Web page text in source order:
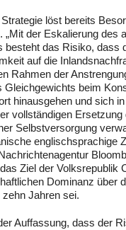
löst bereits
„Mit der Eskalierung des
besteht das Risiko, dass
auf die
Rahmen der
Gleichgewichts beim
hinausgehen und sich in
vollständigen Ersetzung
Selbstversorgung
englischsprachige
Ziel der Volksrepublik
Dominanz über
Jahren sei.
Auffassung, dass der